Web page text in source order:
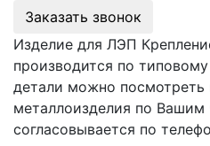
Заказать звонок
Изделие для ЛЭП
производится по
детали можно посмотреть
металлоизделия по
согласовывается по